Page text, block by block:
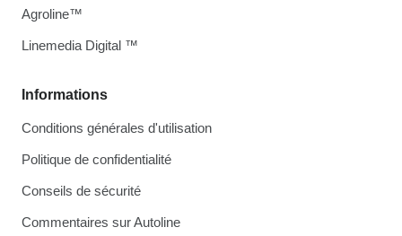
Informations
Conditions générales d'utilisation
Politique de confidentialité
Conseils de sécurité
Commentaires sur Autoline
Agroline™
Linemedia Digital ™